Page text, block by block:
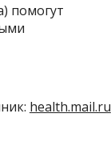
помогут
health.mail.ru